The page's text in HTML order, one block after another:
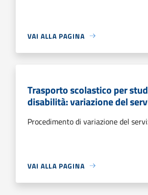
VAI ALLA PAGINA
Trasporto scolastico per
disabilità: variazione del
Procedimento di variazione del
VAI ALLA PAGINA